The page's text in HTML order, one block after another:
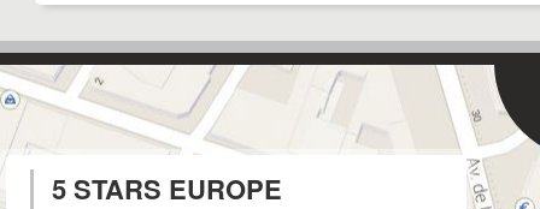
5 STARS EUROPE